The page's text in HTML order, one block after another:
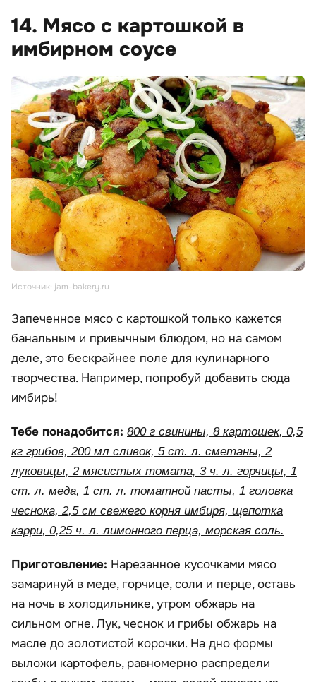
14. Мясо с картошкой в
имбирном соусе
Источник: jam-bakery.ru
Запеченное мясо с картошкой только кажется
банальным и привычным блюдом, но на самом
деле, это бескрайнее поле для кулинарного
творчества. Например, попробуй добавить сюда
имбирь!
Тебе понадобится: 800 г свинины, 8 картошек, 0,5
кг грибов, 200 мл сливок, 5 ст. л. сметаны, 2
луковицы, 2 мясистых томата, 3 ч. л. горчицы, 1
ст. л. меда, 1 ст. л. томатной пасты, 1 головка
чеснока, 2,5 см свежего корня имбиря, щепотка
карри, 0,25 ч. л. лимонного перца, морская соль.
Приготовление: Нарезанное кусочками мясо
замаринуй в меде, горчице, соли и перце, оставь
на ночь в холодильнике, утром обжарь на
сильном огне. Лук, чеснок и грибы обжарь на
масле до золотистой корочки. На дно формы
выложи картофель, равномерно распредели